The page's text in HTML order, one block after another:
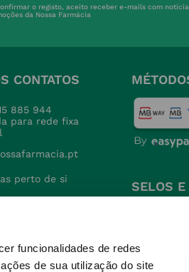
funcionalidades de redes
de sua utilização do site
o registo, aceito receber e-mails com
da Nossa Farmácia
CONTATOS
885 944
para rede fixa
perto de si SELOS E